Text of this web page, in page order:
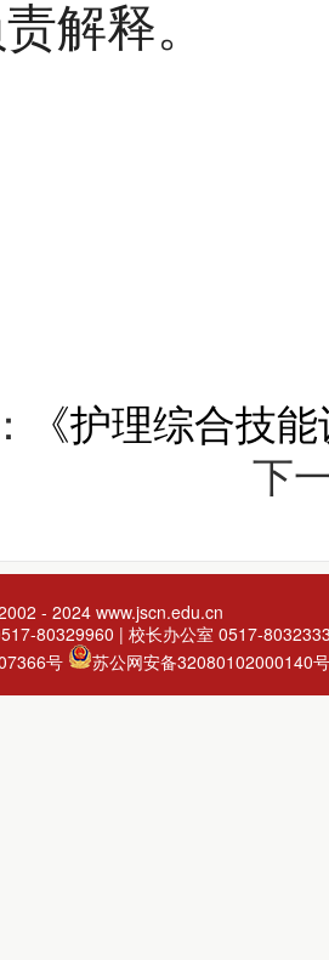
解释。
《护理综合技
下
- 2024 www.jscn.edu.cn
80329960 | 校长办公室 0517-
号
苏公网安备32080102000140号